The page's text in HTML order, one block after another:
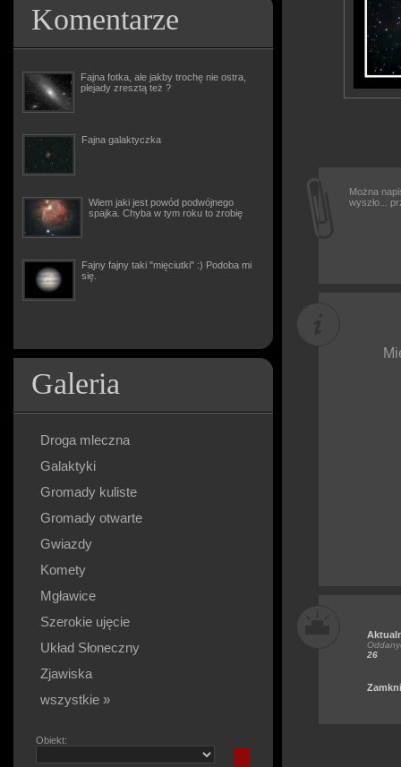
Komentarze
Fajna fotka, ale jakby trochę nie ostra,
plejady zresztą też ?
Fajna galaktyczka
Wiem jaki jest powód podwójnego
spajka. Chyba w tym roku to zrobię
Fajny fajny taki "mięciutki" :) Podoba mi
się.
Galeria
Droga mleczna
Galaktyki
Gromady kuliste
Gromady otwarte
Gwiazdy
Komety
Mgławice
Szerokie ujęcie
Układ Słoneczny
Zjawiska
wszystkie »
Obiekt:
Można
wyszło...
26